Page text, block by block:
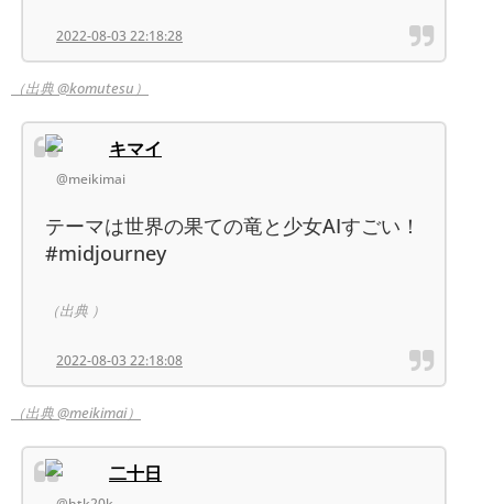
2022-08-03 22:18:28
（出典 @komutesu）
キマイ
@meikimai
テーマは世界の果ての竜と少女AIすごい！
#midjourney
（出典 ）
2022-08-03 22:18:08
（出典 @meikimai）
二十日